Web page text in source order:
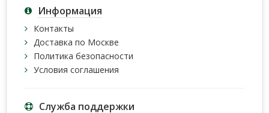
Информация
Контакты
Доставка по Москве
Политика безопасности
Условия соглашения
Служба поддержки